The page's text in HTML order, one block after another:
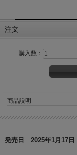
注文
購入数：
商品説明
発売日 2025年1月17日